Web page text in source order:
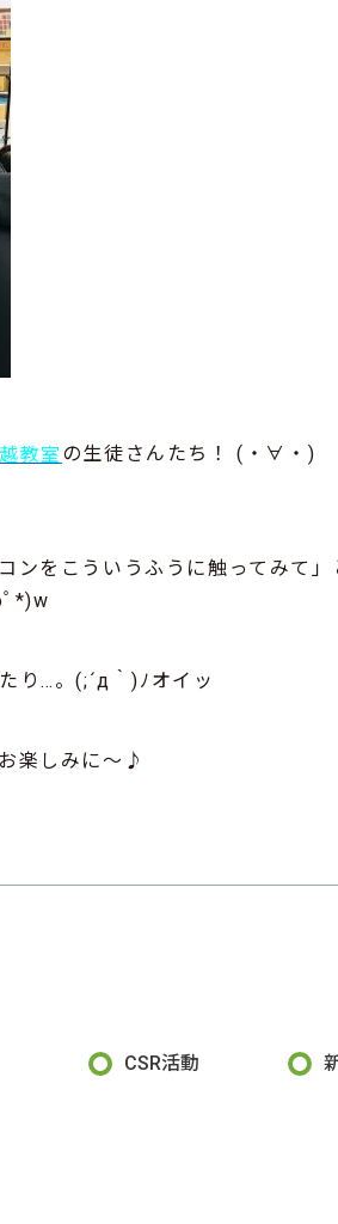
教室 の生徒さんたち！ (・∀・)
ンをこういうふうに触ってみて」
ﾟ*)w
り…。(;´д｀)ﾉオイッ
楽しみに～♪
CSR活動